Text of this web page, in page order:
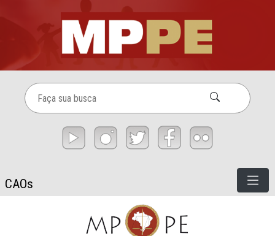
Pular para o Conteúdo principal
Defesa da Cidadania - CAOs
CAOs